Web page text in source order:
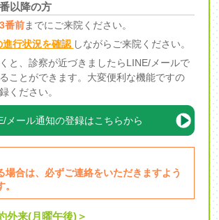
以降の方
3番前までにご来院ください。
行状況を確認 しながらご来院ください。
と、診察が近づきましたらLINE/メールで
ことができます。大変便利な機能ですの
ください。
メール通知の登録はこちらから
場合は、必ずご連絡をいただきますよう
外来(月曜午後)＞